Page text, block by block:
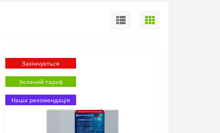
Закінчується
Зелений тариф
Наша рекомендація